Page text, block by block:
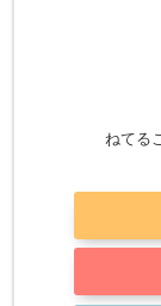
ねてる